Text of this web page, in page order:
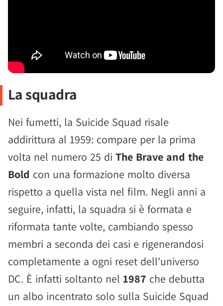
La squadra
Nei fumetti, la Suicide Squad risale
addirittura al 1959: compare per la prima
volta nel numero 25 di The Brave and the
Bold con una formazione molto diversa
rispetto a quella vista nel film. Negli anni a
seguire, infatti, la squadra si è formata e
riformata tante volte, cambiando spesso
membri a seconda dei casi e rigenerandosi
completamente a ogni reset dell'universo
DC. È infatti soltanto nel 1987 che debutta
un albo incentrato solo sulla Suicide Squad